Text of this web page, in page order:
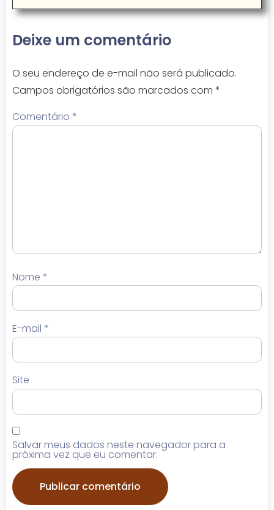
Deixe um comentário
O seu endereço de e-mail não será publicado.
Campos obrigatórios são marcados com *
Comentário *
Nome *
E-mail *
Site
Salvar meus dados neste navegador para a
próxima vez que eu comentar.